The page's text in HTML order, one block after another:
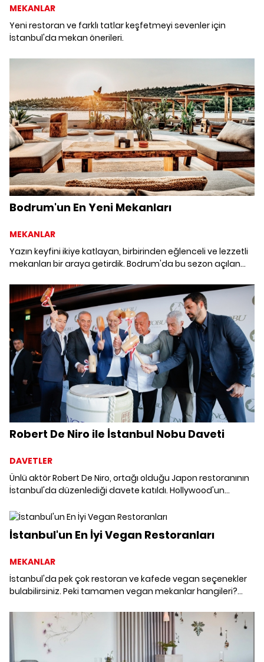
MEKANLAR
Yeni restoran ve farklı tatlar keşfetmeyi sevenler için
İstanbul'da mekan önerileri.
Bodrum'un En Yeni Mekanları
MEKANLAR
Yazın keyfini ikiye katlayan, birbirinden eğlenceli ve lezzetli
mekanları bir araya getirdik. Bodrum'da bu sezon açılan
Robert De Niro ile İstanbul Nobu Daveti
DAVETLER
Ünlü aktör Robert De Niro, ortağı olduğu Japon restoranının
İstanbul'da düzenlediği davete katıldı. Hollywood'un
getirmesi dileğiyle sake fıçısını kırarak, davetlilere özel bir
tören sergiledi.
İstanbul'un En İyi Vegan Restoranları
MEKANLAR
İstanbul'da pek çok restoran ve kafede vegan seçenekler
bulabilirsiniz. Peki tamamen vegan mekanlar hangileri?